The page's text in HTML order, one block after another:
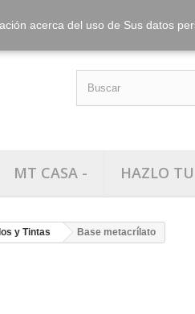
MT CASA - HAZLO
y Tintas Base metacrílato
acerca del uso de Sus datos